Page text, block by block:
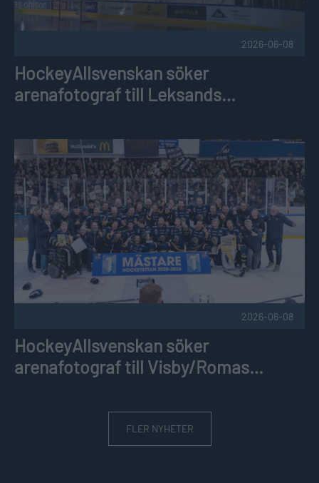
2026-06-08
HockeyAllsvenskan söker
arenafotograf till Leksands
HockeyAllsvenskan söker arenafotograf till Visby/Romas
2026-06-08
HockeyAllsvenskan söker
arenafotograf till Visby/Romas
FLER NYHETER